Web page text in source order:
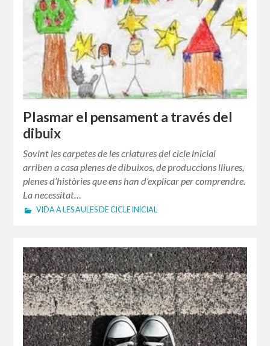
Plasmar el pensament a través del
dibuix
Sovint les carpetes de les criatures del cicle inicial
arriben a casa plenes de dibuixos, de produccions lliures,
plenes d’històries que ens han d’explicar per comprendre.
La necessitat…
VIDA A LES AULES DE CICLE INICIAL